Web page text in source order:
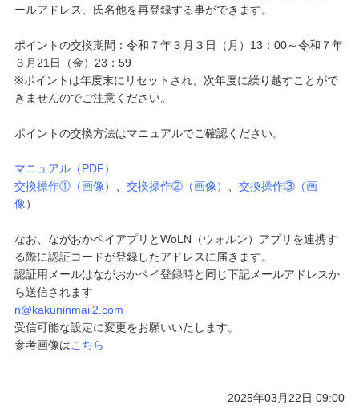
ールアドレス、氏名他を再登録する事ができます。
ポイントの交換期間：令和７年３月３日（月）13：00～令和７年
３月21日（金）23：59
※ポイントは年度末にリセットされ、次年度に繰り越すことがで
きませんのでご注意ください。
ポイントの交換方法はマニュアルでご確認ください。
マニュアル（PDF）
交換操作①（画像） 、 交換操作②（画像） 、 交換操作③（画
像）
なお、ながおかペイアプリとWoLN（ウォルン）アプリを連携す
る際に認証コードが登録したアドレスに届きます。
認証用メールはながおかペイ登録時と同じ下記メールアドレスか
ら送信されます
n@kakuninmail2.com
受信可能な設定に変更をお願いいたします。
参考画像はこちら
2025年03月22日 09:00